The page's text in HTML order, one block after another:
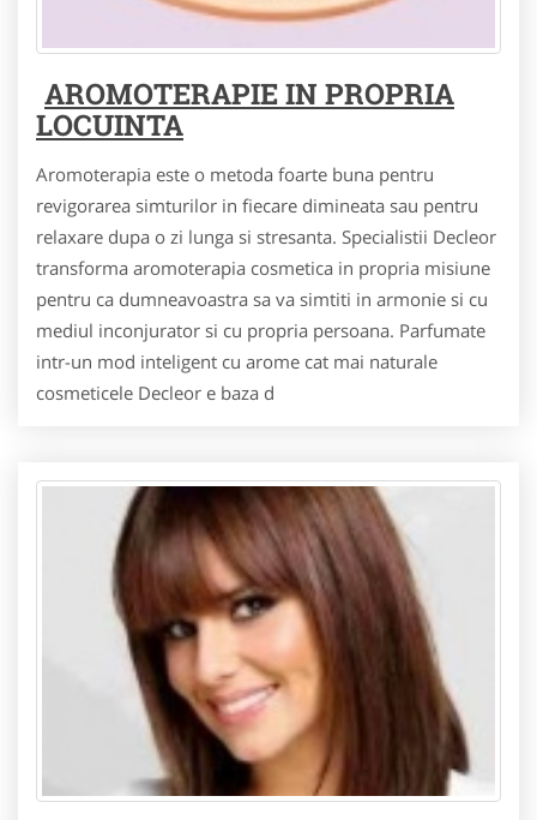
AROMOTERAPIE IN PROPRIA
LOCUINTA
Aromoterapia este o metoda foarte buna pentru
revigorarea simturilor in fiecare dimineata sau pentru
relaxare dupa o zi lunga si stresanta. Specialistii Decleor
transforma aromoterapia cosmetica in propria misiune
pentru ca dumneavoastra sa va simtiti in armonie si cu
mediul inconjurator si cu propria persoana. Parfumate
intr-un mod inteligent cu arome cat mai naturale
cosmeticele Decleor e baza d